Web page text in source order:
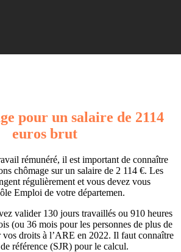
pour un salaire de 2114
euros brut
rémunéré, il est important de connaître
chômage sur un salaire de 2 114 €. Les
régulièrement et vous devez vous
Emploi de votre départemen.
valider 130 jours travaillés ou 910 heures
(ou 36 mois pour les personnes de plus de
vos droits à l’ARE en 2022. Il faut connaître
référence (SJR) pour le calcul.